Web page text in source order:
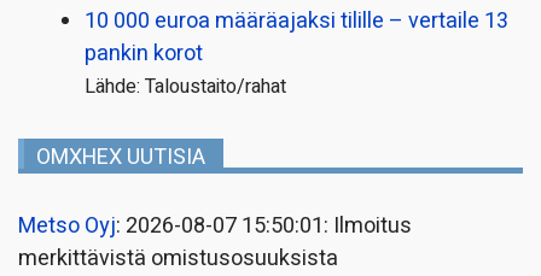
10 000 euroa määräajaksi tilille – vertaile 13
pankin korot
Lähde: Taloustaito/rahat
OMXHEX UUTISIA
Metso Oyj: 2026-08-07 15:50:01: Ilmoitus
merkittävistä omistusosuuksista